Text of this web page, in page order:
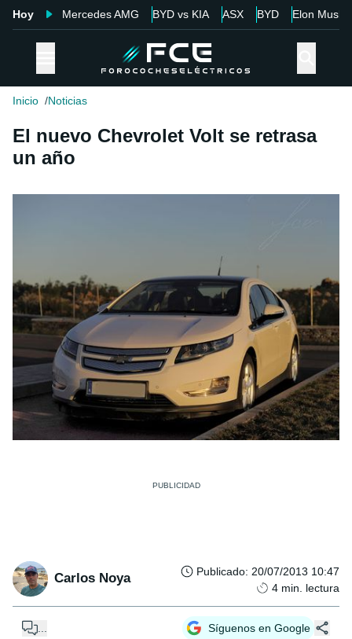
Hoy Mercedes AMG BYD vs KIA ASX BYD Elon Musk
Inicio Noticias
El nuevo Chevrolet Volt se retrasa
un año
Carlos Noya Publicado: 20/07/2013 10:47
4 min. lectura
Síguenos en Google